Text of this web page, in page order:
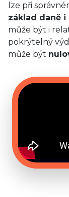
lze při
základ daně
může být i
pokrýtelný
může být